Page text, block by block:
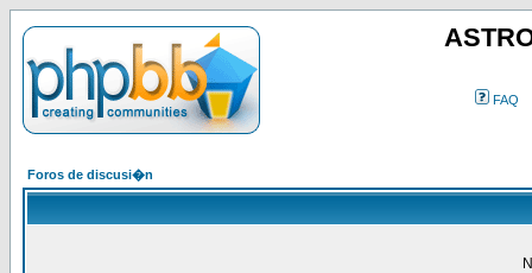
FAQ
Foros de discusi�n